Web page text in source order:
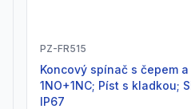
PZ-FR515
Koncový spínač s čepem a rolnou_PG 13,5; Plast;
1NO+1NC; Píst s kladkou;
IP67